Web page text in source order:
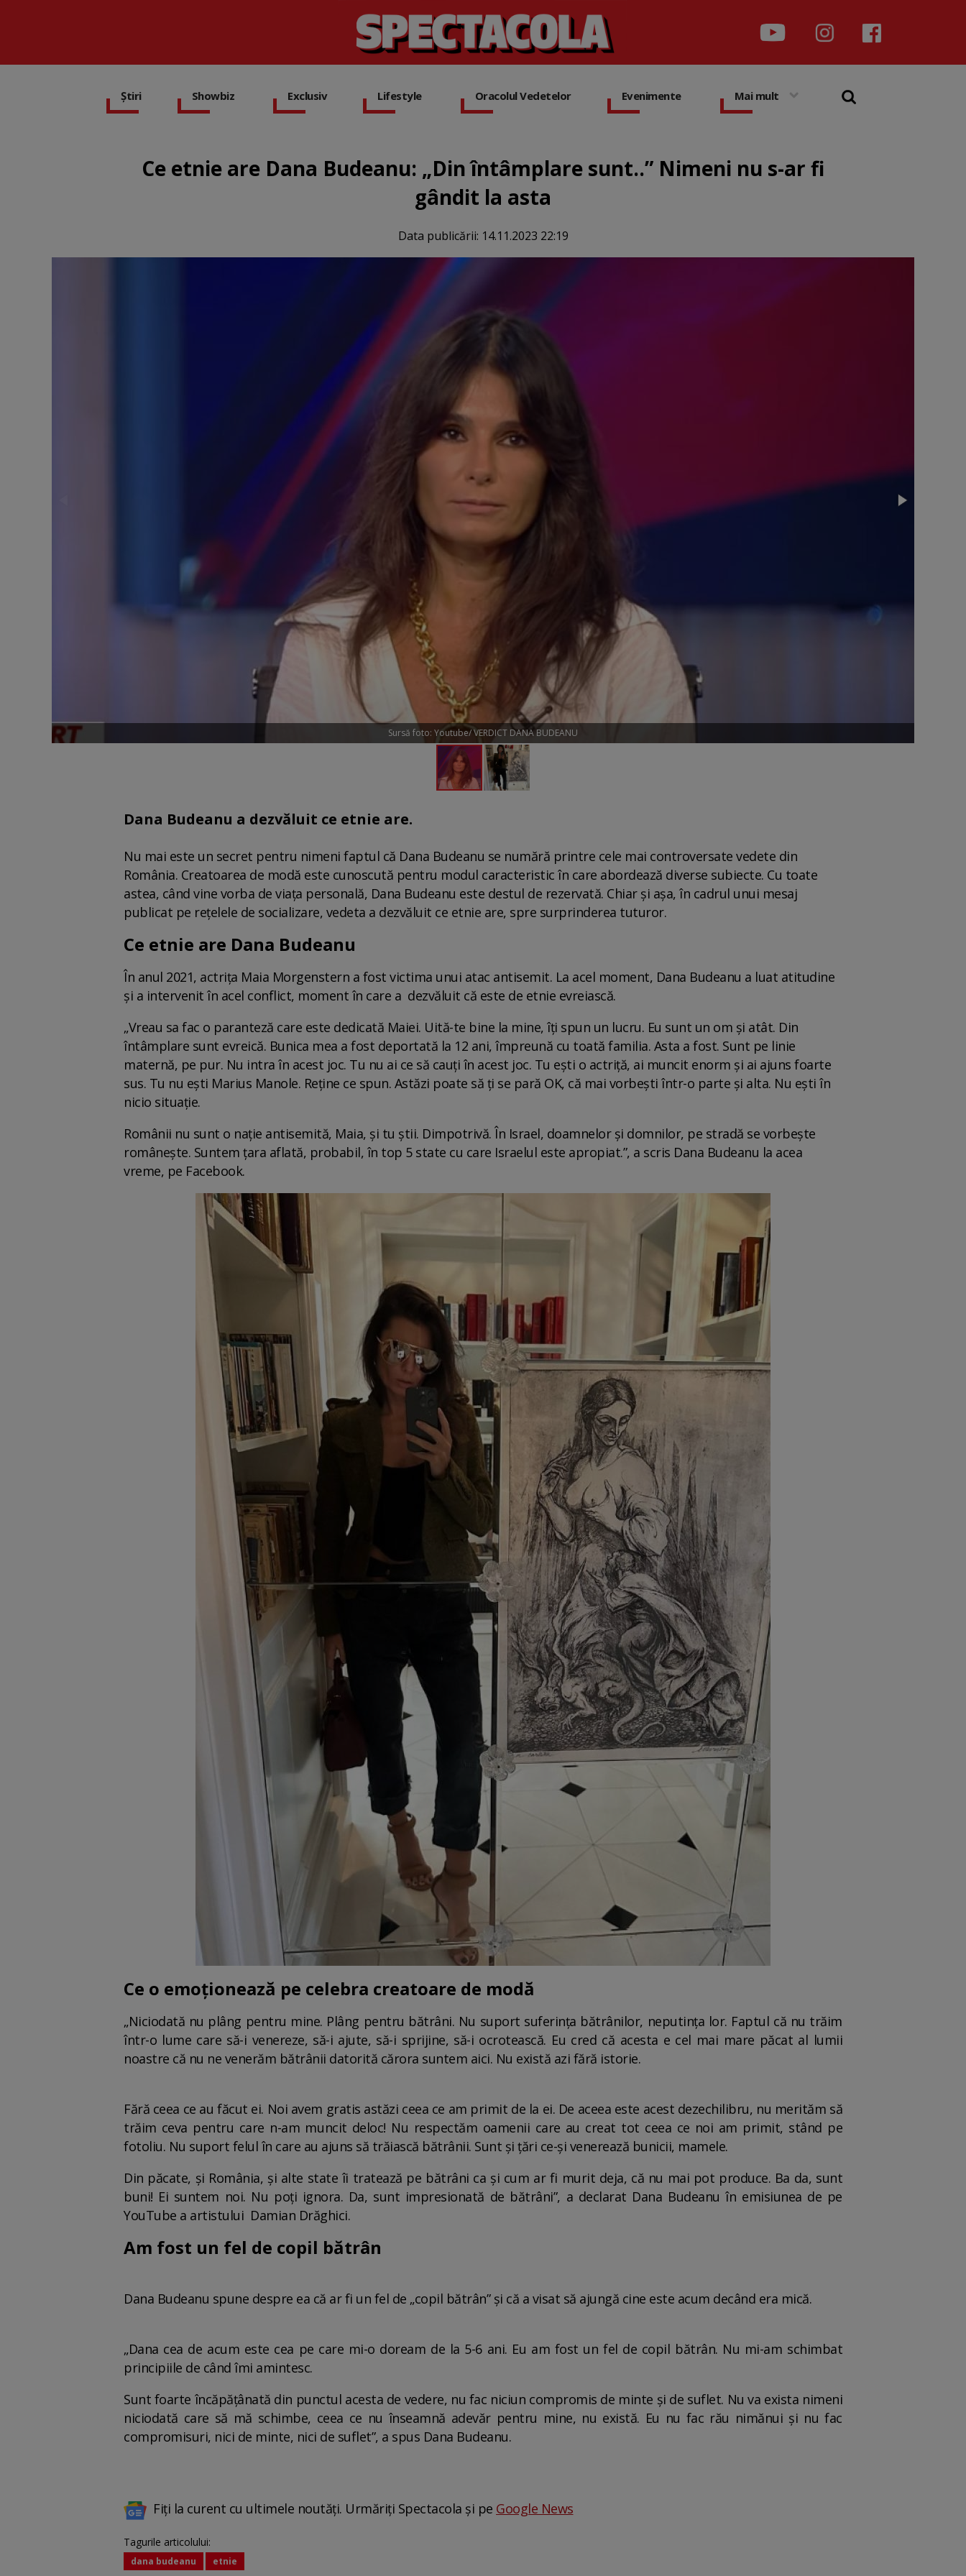
Știri Showbiz Exclusiv Lifestyle Oracolul Vedetelor Evenimente Mai mult
Ce etnie are Dana Budeanu: „Din întâmplare sunt..” Nimeni nu s-ar fi
gândit la asta
Data publicării: 14.11.2023 22:19
Sursă foto: Youtube/ VERDICT DANA BUDEANU
Dana Budeanu a dezvăluit ce etnie are.
Nu mai este un secret pentru nimeni faptul că Dana Budeanu se numără printre cele mai controversate vedete din
România. Creatoarea de modă este cunoscută pentru modul caracteristic în care abordează diverse subiecte. Cu toate
astea, când vine vorba de viața personală, Dana Budeanu este destul de rezervată. Chiar și așa, în cadrul unui mesaj
publicat pe rețelele de socializare, vedeta a dezvăluit ce etnie are, spre surprinderea tuturor.
Ce etnie are Dana Budeanu
În anul 2021, actrița Maia Morgenstern a fost victima unui atac antisemit. La acel moment, Dana Budeanu a luat atitudine
și a intervenit în acel conflict, moment în care a dezvăluit că este de etnie evreiască.
„Vreau sa fac o paranteză care este dedicată Maiei. Uită-te bine la mine, îți spun un lucru. Eu sunt un om și atât. Din
întâmplare sunt evreică. Bunica mea a fost deportată la 12 ani, împreună cu toată familia. Asta a fost. Sunt pe linie
maternă, pe pur. Nu intra în acest joc. Tu nu ai ce să cauți în acest joc. Tu ești o actriță, ai muncit enorm și ai ajuns foarte
sus. Tu nu ești Marius Manole. Reține ce spun. Astăzi poate să ți se pară OK, că mai vorbești într-o parte și alta. Nu ești în
nicio situație.
Românii nu sunt o nație antisemită, Maia, și tu știi. Dimpotrivă. În Israel, doamnelor și domnilor, pe stradă se vorbește
românește. Suntem țara aflată, probabil, în top 5 state cu care Israelul este apropiat.”, a scris Dana Budeanu la acea
vreme, pe Facebook.
Ce o emoționează pe celebra creatoare de modă
„Niciodată nu plâng pentru mine. Plâng pentru bătrâni. Nu suport suferința bătrânilor, neputința lor. Faptul că nu trăim
într-o lume care să-i venereze, să-i ajute, să-i sprijine, să-i ocrotească. Eu cred că acesta e cel mai mare păcat al lumii
noastre că nu ne venerăm bătrânii datorită cărora suntem aici. Nu există azi fără istorie.
Fără ceea ce au făcut ei. Noi avem gratis astăzi ceea ce am primit de la ei. De aceea este acest dezechilibru, nu merităm să
trăim ceva pentru care n-am muncit deloc! Nu respectăm oamenii care au creat tot ceea ce noi am primit, stând pe
fotoliu. Nu suport felul în care au ajuns să trăiască bătrânii. Sunt și țări ce-și venerează bunicii, mamele.
Din păcate, și România, și alte state îi tratează pe bătrâni ca și cum ar fi murit deja, că nu mai pot produce. Ba da, sunt
buni! Ei suntem noi. Nu poți ignora. Da, sunt impresionată de bătrâni”, a declarat Dana Budeanu în emisiunea de pe
YouTube a artistului Damian Drăghici.
Am fost un fel de copil bătrân
Dana Budeanu spune despre ea că ar fi un fel de „copil bătrân” și că a visat să ajungă cine este acum decând era mică.
„Dana cea de acum este cea pe care mi-o doream de la 5-6 ani. Eu am fost un fel de copil bătrân. Nu mi-am schimbat
principiile de când îmi amintesc.
Sunt foarte încăpățânată din punctul acesta de vedere, nu fac niciun compromis de minte și de suflet. Nu va exista nimeni
niciodată care să mă schimbe, ceea ce nu înseamnă adevăr pentru mine, nu există. Eu nu fac rău nimănui și nu fac
compromisuri, nici de minte, nici de suflet”, a spus Dana Budeanu.
Fiți la curent cu ultimele noutăți. Urmăriți Spectacola și pe Google News
Tagurile articolului:
dana budeanu etnie